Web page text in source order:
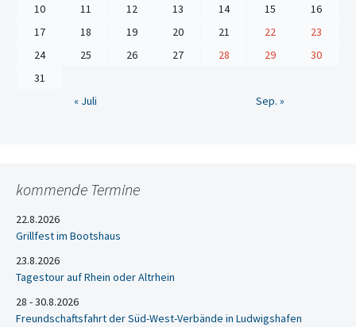
10
11 12 13 14 15
16
17
18 19 20 21 22
23
24
25 26 27 28 29
30
31
« Juli
Sep. »
kommende Termine
22.8.2026
Grillfest im Bootshaus
23.8.2026
Tagestour auf Rhein oder Altrhein
28 - 30.8.2026
Freundschaftsfahrt der Süd-West-Verbände in Ludwigshafen